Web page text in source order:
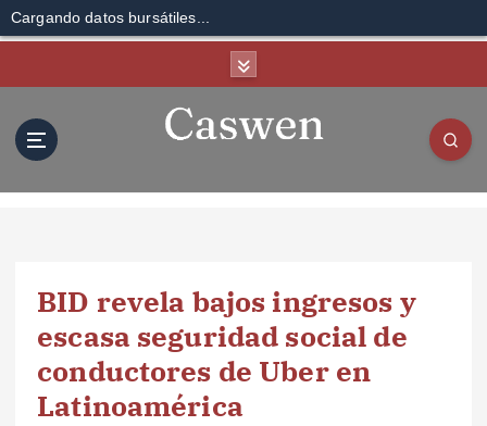
Cargando datos bursátiles...
BID revela bajos ingresos y
escasa seguridad social de
conductores de Uber en
Latinoamérica